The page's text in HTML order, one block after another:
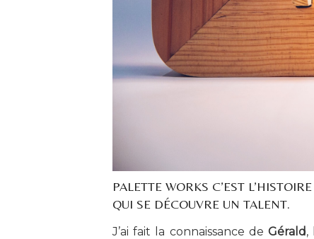
PALETTE WORKS C’EST
QUI SE DÉCOUVRE UN TALENT.
J’ai fait la connaissance de Gérald,